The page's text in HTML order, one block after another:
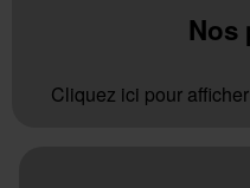
Nos
Cliquez ici pour